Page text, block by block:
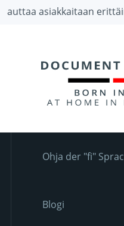
auttaa asiakkaitaan
Ohja der "fi"
Blogi